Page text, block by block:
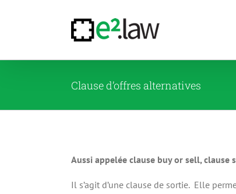
Clause d’offres alternatives
Aussi appelée clause buy or sell,
Il s’agit d’une clause de sortie. Elle